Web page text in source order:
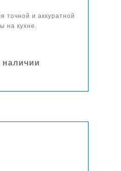
точной и аккуратной
на кухне.
наличии